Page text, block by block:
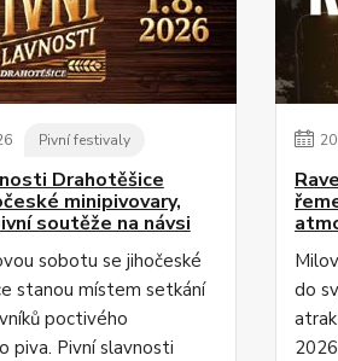
Pivní festivaly
Drahotěšice
minipivovary,
soutěže na návsi
sobotu se jihočeské
stanou místem setkání
poctivého
piva. Pivní slavnosti
20
do